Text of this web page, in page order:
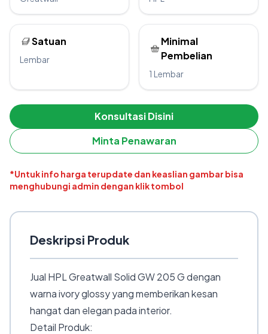
Satuan
Lembar
Minimal
Pembelian
1 Lembar
Konsultasi Disini
Minta Penawaran
*Untuk info harga terupdate dan keaslian gambar bisa
menghubungi admin dengan klik tombol
Deskripsi Produk
Jual HPL Greatwall Solid GW 205 G dengan
warna ivory glossy yang memberikan kesan
hangat dan elegan pada interior.
Detail Produk: